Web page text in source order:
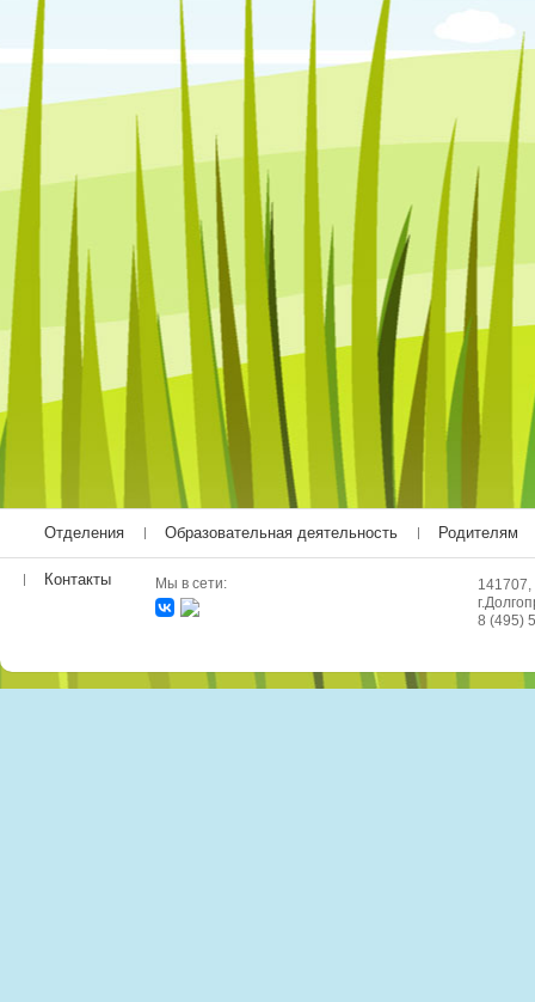
Отделения Образовательная деятельность Родителям
Контакты Мы в сети:
141707,
8 (495)